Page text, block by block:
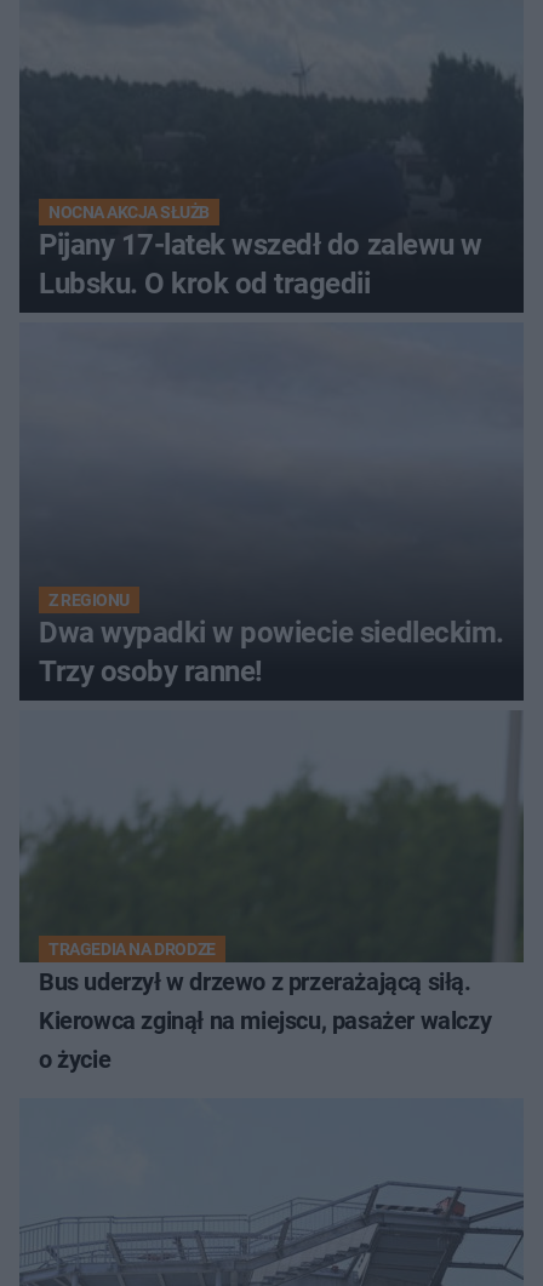
NOCNA AKCJA SŁUŻB
Pijany 17-latek wszedł do zalewu w
Lubsku. O krok od tragedii
Z REGIONU
Dwa wypadki w powiecie siedleckim.
Trzy osoby ranne!
TRAGEDIA NA DRODZE
Bus uderzył w drzewo z przerażającą siłą.
Kierowca zginął na miejscu, pasażer walczy
o życie